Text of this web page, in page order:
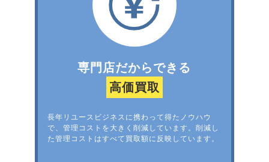
専門店だからできる
高価買取
長年リユースビジネスに携わって得たノウハウ
で、管理コストを大きく削減しています。削減し
た管理コストはすべて買取額に反映しています。